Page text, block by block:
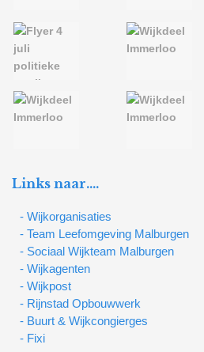
Links naar….
- Wijkorganisaties
- Team Leefomgeving Malburgen
- Sociaal Wijkteam Malburgen
- Wijkagenten
- Wijkpost
- Rijnstad Opbouwwerk
- Buurt & Wijkcongierges
- Fixi